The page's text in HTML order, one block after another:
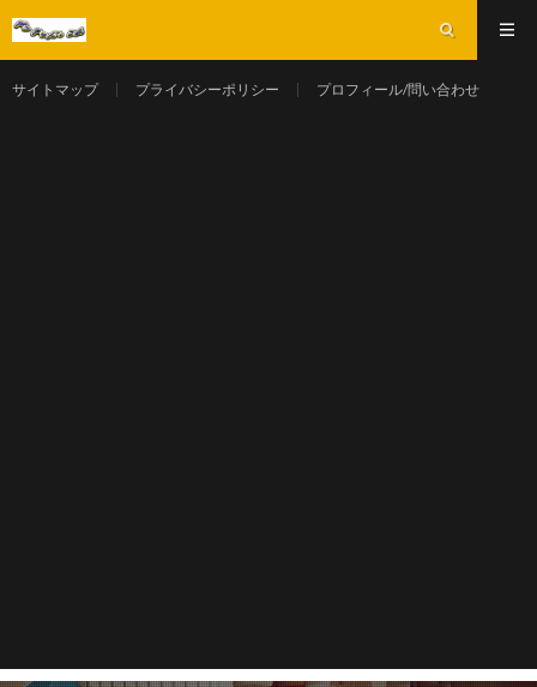
サイトマップ プライバシーポリシー プロフィール/問い合わせ